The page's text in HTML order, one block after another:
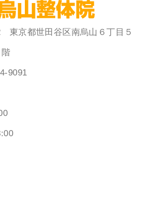
東京都世田谷区南烏山６丁目５
9091